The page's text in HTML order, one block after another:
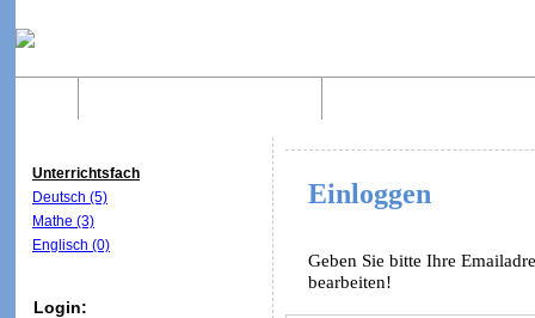
Unterrichtsfach
Deutsch (5)
Mathe (3)
Englisch (0)
Login:
Einloggen
Geben Sie bitte Ihre
bearbeiten!